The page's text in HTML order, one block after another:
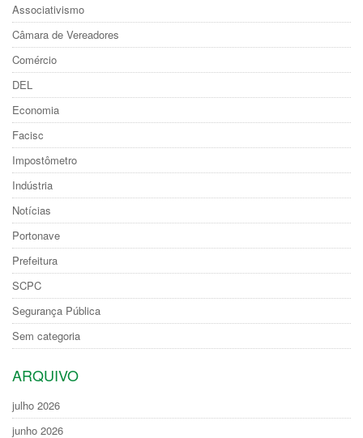
Associativismo
Câmara de Vereadores
Comércio
DEL
Economia
Facisc
Impostômetro
Indústria
Notícias
Portonave
Prefeitura
SCPC
Segurança Pública
Sem categoria
ARQUIVO
julho 2026
junho 2026